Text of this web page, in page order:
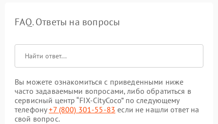
FAQ. Ответы на вопросы
Вы можете ознакомиться с приведенными ниже
часто задаваемыми вопросами, либо обратиться в
сервисный центр “FIX-CityCoco” по следующему
телефону+7 (800) 301-55-83 если не нашли ответ на
свой вопрос.